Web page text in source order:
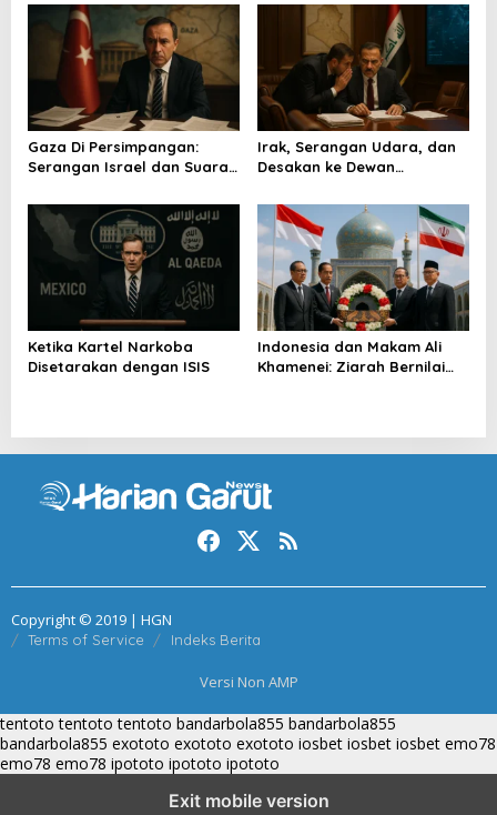
Gaza Di Persimpangan:
Serangan Israel dan Suara
Irak, Serangan Udara, dan
Desakan ke Dewan
Ketika Kartel Narkoba
Disetarakan dengan ISIS
Indonesia dan Makam Ali
Khamenei: Ziarah Bernilai
Copyright © 2019 | HGN
Terms of Service Indeks Berita
Versi Non AMP
tentoto tentoto tentoto bandarbola855 bandarbola855
bandarbola855 exototo exototo exototo iosbet iosbet iosbet emo78
emo78 emo78 ipototo ipototo ipototo
Exit mobile version